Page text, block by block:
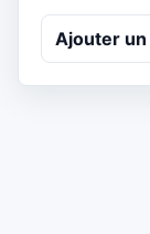
Ajouter un